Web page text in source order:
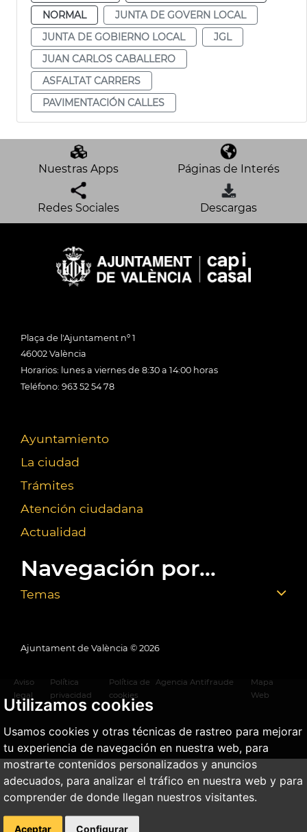
Utilizamos cookies
Usamos cookies y otras técnicas de rastreo para mejorar
tu experiencia de navegación en nuestra web, para
mostrarte contenidos personalizados y anuncios
adecuados, para analizar el tráfico en nuestra web y para
comprender de donde llegan nuestros visitantes.
Aceptar Configurar
NORMAL
JUNTA DE GOVERN LOCAL
JUNTA DE GOBIERNO LOCAL
JGL
JUAN CARLOS CABALLERO
ASFALTAT CARRERS
PAVIMENTACIÓN CALLES
Nuestras Apps Páginas de Interés
Redes Sociales Descargas
Plaça de l'Ajuntament nº 1
46002 València
Horarios: lunes a viernes de 8:30 a 14:00 horas
Teléfono: 963 52 54 78
Ayuntamiento
La ciudad
Trámites
Atención ciudadana
Actualidad
Navegación por...
Temas
Ajuntament de València © 2026
Aviso
legal
Política
privacidad
Política de
cookies
Agencia Antifraude
Mapa
Web